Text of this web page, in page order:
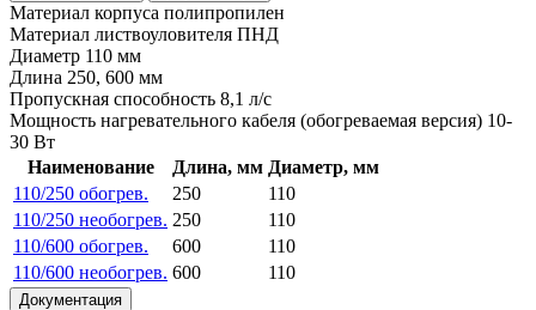
Материал корпуса полипропилен
Материал листвоуловителя ПНД
Диаметр 110 мм
Длина 250, 600 мм
Пропускная способность 8,1 л/с
Мощность нагревательного кабеля (обогреваемая версия) 10-
30 Вт
Наименование
Длина, мм Диаметр, мм
110/250 обогрев.
250
110
110/250 необогрев. 250
110
110/600 обогрев.
600
110
110/600 необогрев. 600 110
Документация